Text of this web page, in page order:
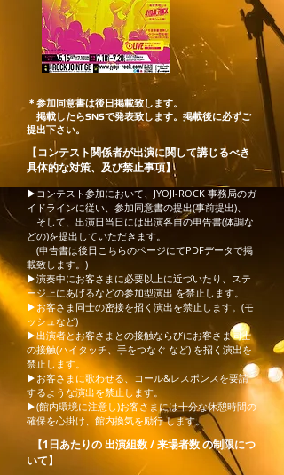
​＊参加同意書は後日掲載致します。
掲載したらSNSで発表致します。掲載後に必ずご
提出下さい。
​【コンテスト関係者が出演に関して講じるべき
具体的な対策、及び禁止事項】
▶コンテスト参加において、JYOJI-ROCK 事務局のガ
イドラインに従い、参加同意書の提出(事前提出)、
そして、出演日当日には出演各自の申告書(体調な
どの)を提出していただきます。
(申告書は後日こちらのページにてPDFデータで掲
載致します。)
▶演奏中にお客さまに必要以上に近づいたり、ステ
ージ上にあげるなどの参加型演出 を禁止します。
▶お客さま同士の密接を招く演出を禁止します。(モ
ッシュなど)
▶出演者とお客さまとの接触ならびにお客さま同士
の接触(ハイタッチ、手をつなぐ など) を招く演出を
禁止します。
▶お客さまに歌わせる、コール&レスポンスを要請
するような演出を禁止します。
▶(館内環境に注意し)お客さまには十分な休憩時間の
確保を心掛け、館内換気を励行 します。
【1日あたりの 出演組数 / 来場者数 の制限につ
いて】